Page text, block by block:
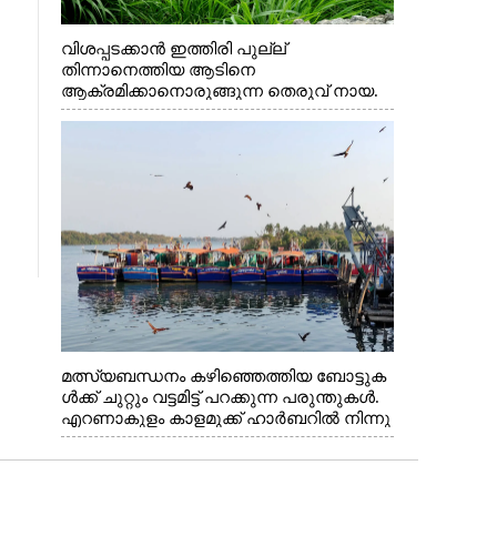
വിശപ്പടക്കാൻ ഇത്തിരി പുല്ല്
തിന്നാനെത്തിയ ആടിനെ
ആക്രമിക്കാനൊരുങ്ങുന്ന തെരുവ് നായ.
എറണാകുളം വാത്തുരുത്തിയിൽ നിന്നുള്ള
മത്സ്യബന്ധനം കഴിഞ്ഞെത്തിയ ബോട്ടുക
ൾക്ക് ചുറ്റും വട്ടമിട്ട് പറക്കുന്ന പരുന്തുകൾ.
എറണാകുളം കാളമുക്ക് ഹാർബറിൽ നിന്നു
ള്ള കാഴ്ച